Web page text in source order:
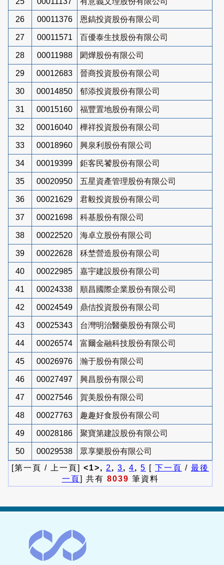
26 00011376 恩鎬投資股份有限公司
27 00011571 百優泰生技股份有限公司
28 00011988 閎燁股份有限公司
29 00012683 晉商投資股份有限公司
30 00014850 郁添投資股份有限公司
31 00015160 福豐置地股份有限公司
32 00016040 樺祥投資股份有限公司
33 00018960 興泉利股份有限公司
34 00019399 鉅客民饕股份有限公司
35 00020950 五星資產管理股份有限公司
36 00021629 君毅投資股份有限公司
37 00021698 科基股份有限公司
38 00022520 海卓立股份有限公司
39 00022628 秝埜營造股份有限公司
40 00022985 嘉宇建設股份有限公司
41 00024338 順昌國際企業股份有限公司
42 00024549 鼎佶投資股份有限公司
43 00025343 台灣明治醫藥股份有限公司
44 00026574 富爾金融科技股份有限公司
45 00026976 瀚于股份有限公司
46 00027497 興昌股份有限公司
47 00027546 賀美股份有限公司
48 00027763 趣趣好食股份有限公司
49 00028186 聚寶第建設股份有限公司
50 00029538
眾享樂股份有限公司
[第一頁 / 上一頁] <1>, 2 , 3, 4, 5 [ 下一頁 / 最後
一頁] 共有 8039 筆資料